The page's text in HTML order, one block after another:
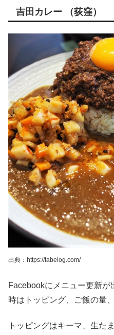
吉田カレー （荻窪）
出典：https://tabelog.com/
Facebookにメニュー更新
時はトッピング、ご飯の量
トッピングはキーマ、生た